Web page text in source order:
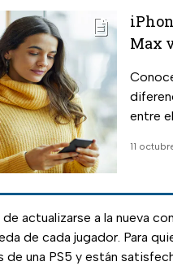
Max
Ultra:
entre
de
elegir.
11
actualizarse a la nueva
de cada jugador. Para
de una PS5 y están